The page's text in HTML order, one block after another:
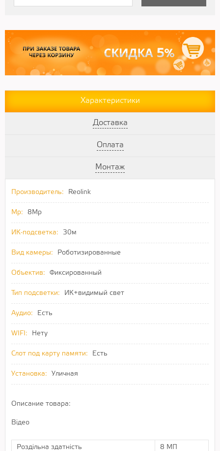
Характеристики
Доставка
Оплата
Монтаж
Производитель: Reolink
Mp: 8Mp
ИК-подсветка: 30м
Вид камеры: Роботизированные
Объектив: Фиксированный
Тип подсветки: ИК+видимый свет
Аудио: Есть
WIFI: Нету
Слот под карту памяти: Есть
Установка: Уличная
Описание товара:
Відео
Роздільна здатність 8 МП